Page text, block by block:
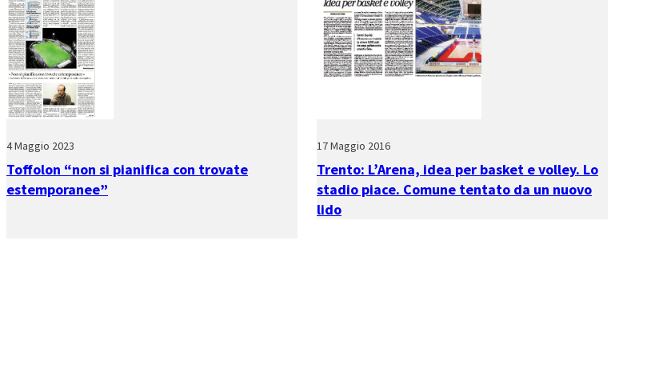
4 Maggio 2023
Toffolon “non si pianifica con trovate
estemporanee”
17 Maggio 2016
Trento: L’Arena, idea per basket e volley. Lo
stadio piace. Comune tentato da un nuovo
lido